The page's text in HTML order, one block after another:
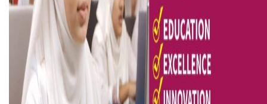
ভিউ বাড়াতে রাম দা হাতে ফেসবুকে ভিডিও পোস্ট শিক্ষকের